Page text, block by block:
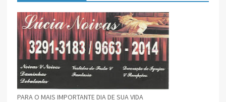
PARA O MAIS IMPORTANTE DIA DE SUA VIDA